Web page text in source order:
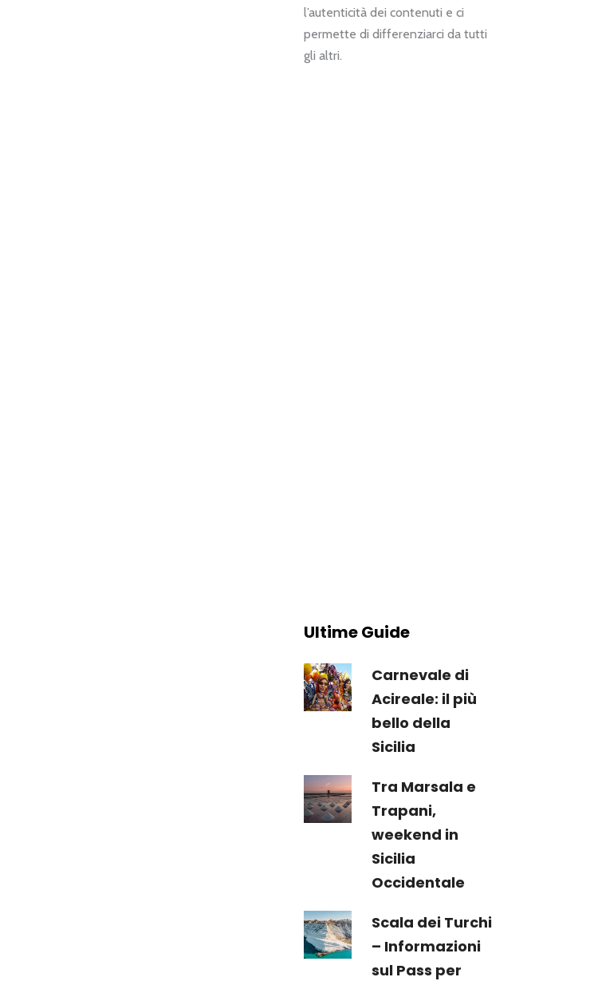
l’autenticità dei contenuti e ci
permette di differenziarci da tutti
gli altri.
Ultime Guide
Carnevale di
Acireale: il più
bello della
Sicilia
Tra Marsala e
Trapani,
weekend in
Sicilia
Occidentale
Scala dei Turchi
– Informazioni
sul Pass per